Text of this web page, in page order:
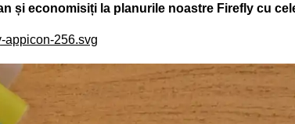
și economisiți la planurile noastre Firefly cu
appicon-256.svg